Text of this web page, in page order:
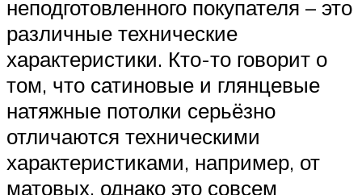
неподготовленного покупателя – это
различные технические
характеристики. Кто-то говорит о
том, что сатиновые и глянцевые
натяжные потолки серьёзно
отличаются техническими
характеристиками, например, от
матовых, однако это совсем